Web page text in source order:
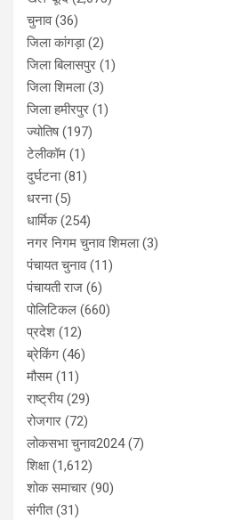
चुनाव(36)
जिला कांगड़ा(2)
जिला बिलासपुर (1)
जिला शिमला(3)
जिला हमीरपुर (1)
ज्योतिष(197)
टेलीकॉम (1)
दुर्घटना(81)
धरना(5)
धार्मिक(254)
नगर निगम चुनाव शिमला(3)
पंचायत चुनाव(11)
पंचायती राज (6)
पोलिटिकल (660)
प्रदेश (12)
ब्रेकिंग (46)
मौसम (11)
राष्ट्रीय(29)
रोजगार (72)
लोकसभा चुनाव2024(7)
शिक्षा(1,612)
शोक समाचार (90)
संगीत(31)